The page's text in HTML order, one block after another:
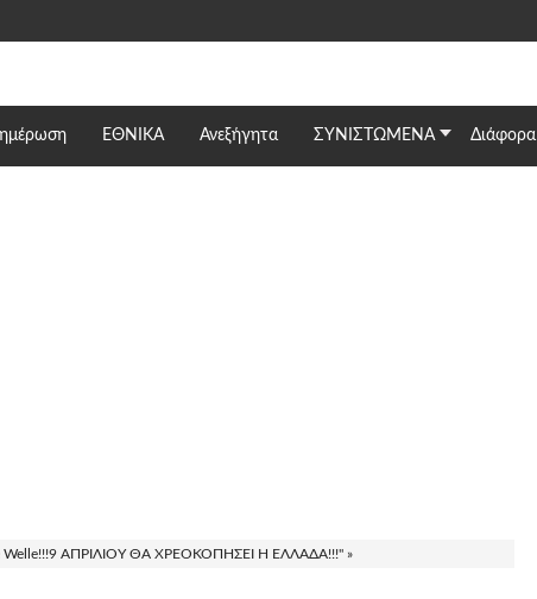
ΕΘΝΙΚΆ Ανεξήγητα ΣΥΝΙΣΤΩΜΕΝΑ Διάφορα
ΑΠΡΙΛΙΟΥ ΘΑ ΧΡΕΟΚΟΠΗΣΕΙ Η ΕΛΛΑΔΑ!!!" »